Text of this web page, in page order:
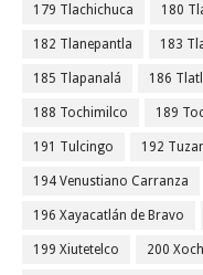
179 Tlachichuca 180
182 Tlanepantla 183
185 Tlapanalá 186
188 Tochimilco 189
191 Tulcingo 192
194 Venustiano Carranza
196 Xayacatlán de Bravo
199 Xiutetelco 200